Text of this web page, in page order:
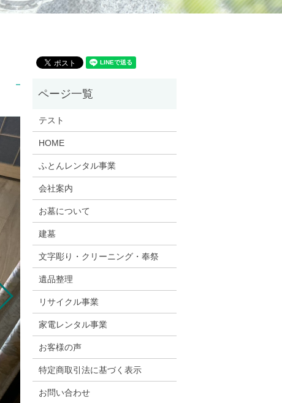
テスト
HOME
ふとんレンタル事業
会社案内
お墓について
建墓
文字彫り・クリーニング・奉祭
遺品整理
リサイクル事業
家電レンタル事業
お客様の声
特定商取引法に基づく表示
お問い合わせ